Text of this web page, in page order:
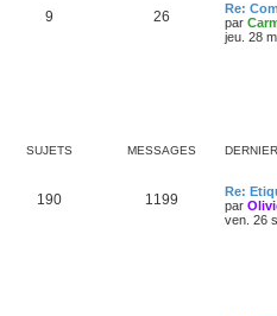
9 26
Re:
par
jeu. 28
SUJETS MESSAGES
190 1199
Re:
par
ven. 26